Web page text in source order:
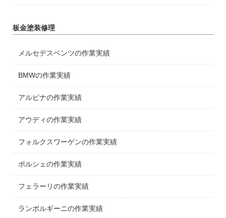
板金塗装修理
メルセデスベンツの作業実績
BMWの作業実績
アルピナの作業実績
アウディの作業実績
フォルクスワーゲンの作業実績
ポルシェの作業実績
フェラーリの作業実績
ランボルギーニの作業実績